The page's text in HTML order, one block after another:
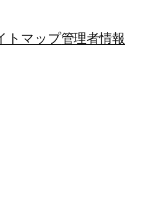
トマップ管理者情報